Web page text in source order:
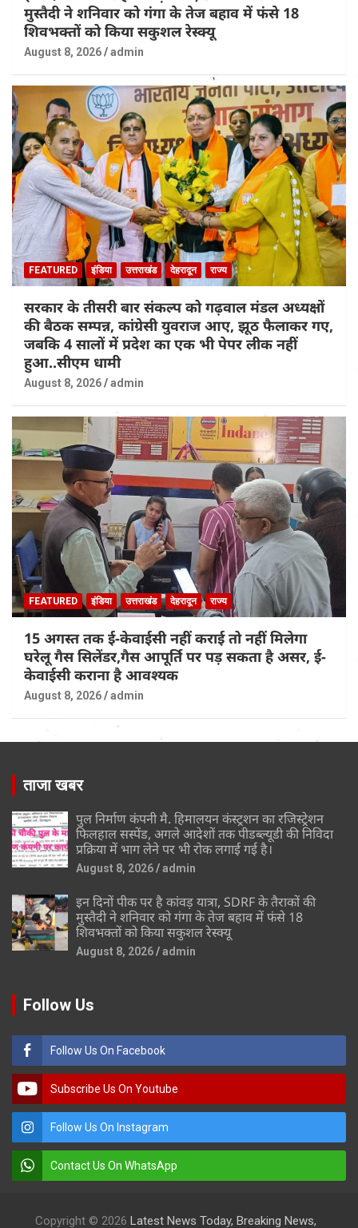
मुस्तैदी ने शनिवार को गंगा के तेज बहाव में फंसे 18
शिवभक्तों को किया सकुशल रेस्क्यू
August 8, 2026 admin
FEATURED इंडिया उत्तराखंड देहरादून राज्य
सरकार के तीसरी बार संकल्प को गढ़वाल मंडल अध्यक्षों
की बैठक सम्पन्न, कांग्रेसी युवराज आए, झूठ फैलाकर गए,
जबकि 4 सालों में प्रदेश का एक भी पेपर लीक नहीं
हुआ..सीएम धामी
August 8, 2026 admin
FEATURED इंडिया उत्तराखंड देहरादून राज्य
15 अगस्त तक ई-केवाईसी नहीं कराई तो नहीं मिलेगा
घरेलू गैस सिलेंडर,गैस आपूर्ति पर पड़ सकता है असर, ई-
केवाईसी कराना है आवश्यक
August 8, 2026 admin
ताजा खबर
पुल निर्माण कंपनी मै. हिमालयन कंस्ट्रशन का रजिस्ट्रेशन
फिलहाल सस्पेंड, अगले आदेशों तक पीडब्ल्यूडी की निविदा
प्रक्रिया में भाग लेने पर भी रोक लगाई गई है।
August 8, 2026 admin
इन दिनों पीक पर है कांवड़ यात्रा, SDRF के तैराकों की
मुस्तैदी ने शनिवार को गंगा के तेज बहाव में फंसे 18
शिवभक्तों को किया सकुशल रेस्क्यू
August 8, 2026 admin
Follow Us
Follow Us On Facebook
Subscribe Us On Youtube
Follow Us On Instagram
Contact Us On WhatsApp
Copyright © 2026 Latest News Today, Breaking News,